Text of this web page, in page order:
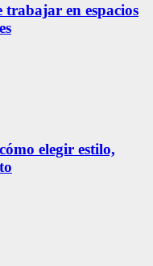
en espacios
elegir estilo,